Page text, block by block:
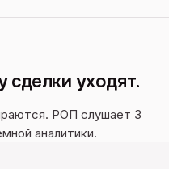
сделки уходят.
РОП слушает 3
аналитики.